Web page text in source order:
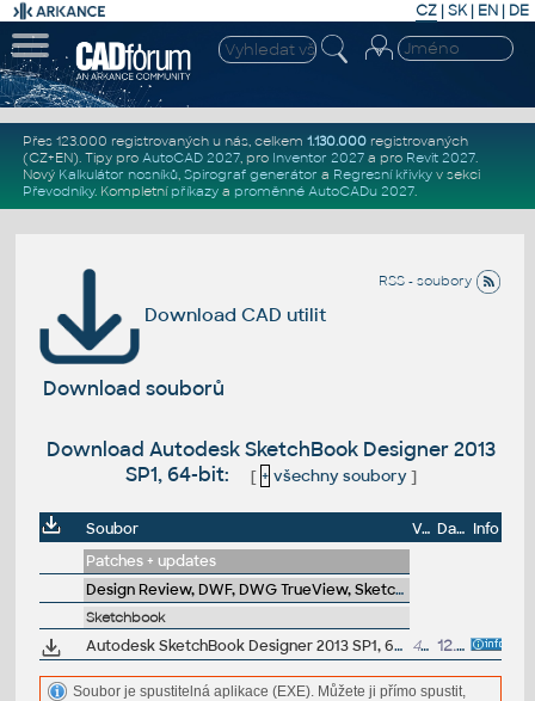
CZ | SK| EN | DE
Přes 123.000 registrovaných u nás, celkem 1.130.000registrovaných
(CZ+EN). Tipy pro AutoCAD 2027, pro Inventor 2027a pro Revit 2027.
Nový Kalkulátor nosníků, Spirograf generátor a Regresní křivkyv sekci
Převodníky. Kompletní příkazya proměnné AutoCADu 2027.
RSS - soubory
Download CAD utilit
Download souborů
Download Autodesk SketchBook Designer 2013
SP1, 64-bit:
[ + všechny soubory]
Soubor Velikost Datum Info
Patches + updates
Design Review, DWF, DWG TrueView, SketchBook, A360
Sketchbook
Autodesk SketchBook Designer 2013 SP1, 64-bit 48MB 12.4.2012
Soubor je spustitelná aplikace (EXE). Můžete ji přímo spustit,